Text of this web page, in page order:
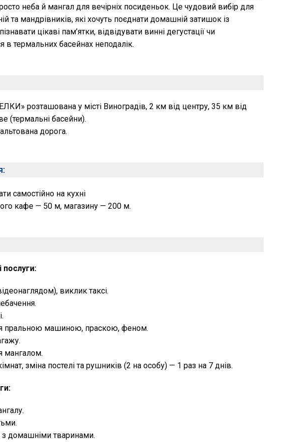
неба й мангал для вечірніх посиденьок. Це чудовий вибір для
та мандрівників, які хочуть поєднати домашній затишок із
цікаві пам’ятки, відвідувати винні дегустації чи
в термальних басейнах неподалік.
розташована у місті Виноградів, 2 км від центру, 35 км від
(термальні басейни).
дорога.
самостійно на кухні
кафе — 50 м, магазину — 200 м.
послуги:
виклик таксі.
пральною машиною, праскою, феном.
мангалом.
зміна постелі та рушників (2 на особу) — 1 раз на 7 днів.
домашніми тваринами.